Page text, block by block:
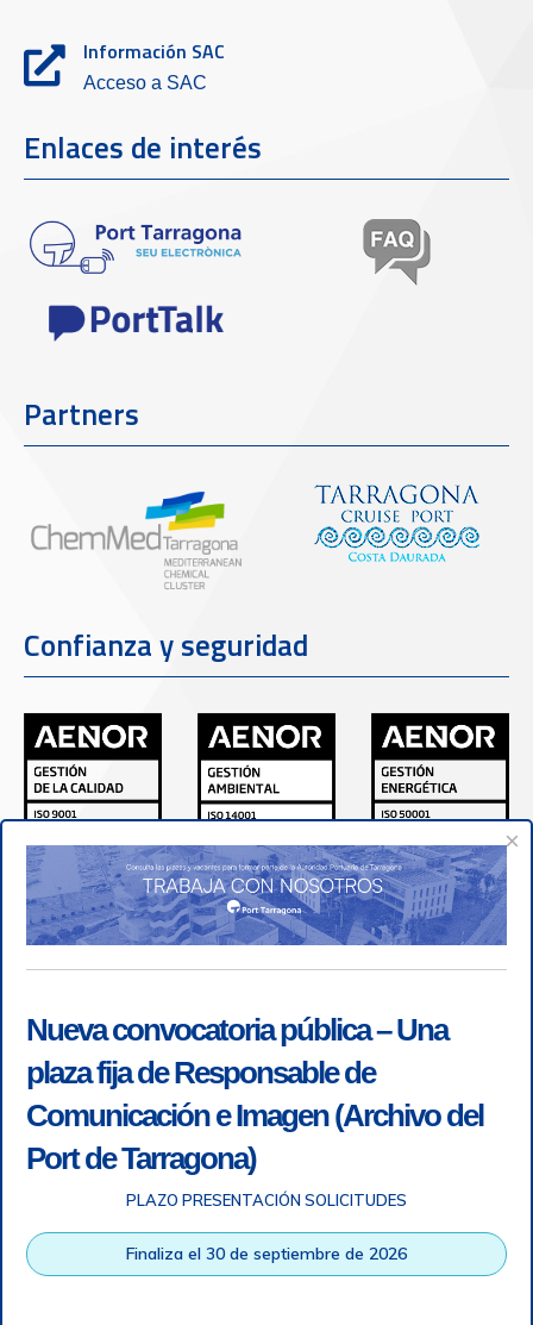
Información SAC
Acceso a SAC
Enlaces de interés
Partners
Confianza y seguridad
Autoridad Portuaria de Tarragona © Todos los derechos
×
Nueva convocatoria pública – Una
plaza fija de Responsable de
Comunicación e Imagen (Archivo del
Port de Tarragona)
PLAZO PRESENTACIÓN SOLICITUDES
Finaliza el 30 de septiembre de 2026